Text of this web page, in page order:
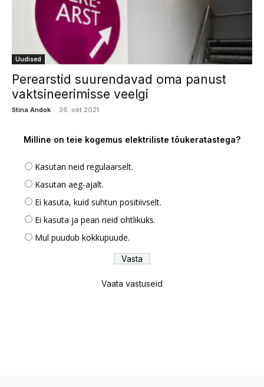
Uudised
Perearstid suurendavad oma panust
vaktsineerimisse veelgi
Stina Andok - 26. okt 2021
Milline on teie kogemus elektriliste tõukeratastega?
Kasutan neid regulaarselt.
Kasutan aeg-ajalt.
Ei kasuta, kuid suhtun positiivselt.
Ei kasuta ja pean neid ohtlikuks.
Mul puudub kokkupuude.
Vaata vastuseid